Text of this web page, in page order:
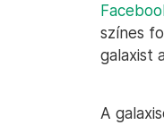
színes
galaxist
A